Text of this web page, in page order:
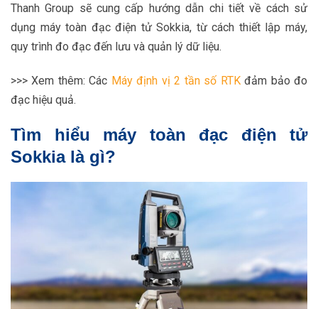
Thanh Group sẽ cung cấp hướng dẫn chi tiết về cách sử
dụng máy toàn đạc điện tử Sokkia, từ cách thiết lập máy,
quy trình đo đạc đến lưu và quản lý dữ liệu.
>>> Xem thêm: Các Máy định vị 2 tần số RTKđảm bảo đo
đạc hiệu quả.
Tìm hiểu máy toàn đạc điện tử
Sokkia là gì?